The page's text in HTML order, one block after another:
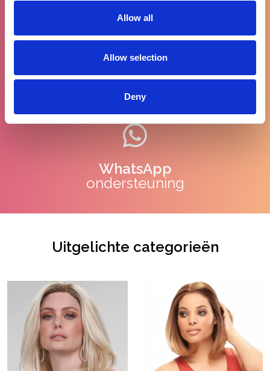
Allow all
Allow selection
Deny
90% tevreden
WhatsApp
ondersteuning
Uitgelichte categorieën